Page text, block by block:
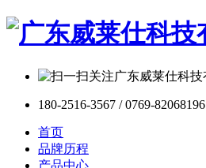
180-2516-3567 / 0769-82068196
首页
品牌历程
产品中心